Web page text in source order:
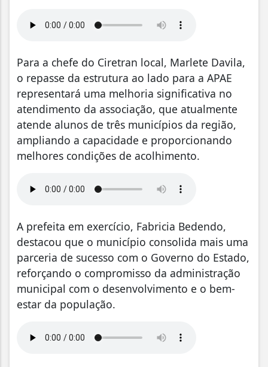
Para a chefe do Ciretran local, Marlete Davila,
o repasse da estrutura ao lado para a APAE
representará uma melhoria significativa no
atendimento da associação, que atualmente
atende alunos de três municípios da região,
ampliando a capacidade e proporcionando
melhores condições de acolhimento.
A prefeita em exercício, Fabricia Bedendo,
destacou que o município consolida mais uma
parceria de sucesso com o Governo do Estado,
reforçando o compromisso da administração
municipal com o desenvolvimento e o bem-
estar da população.